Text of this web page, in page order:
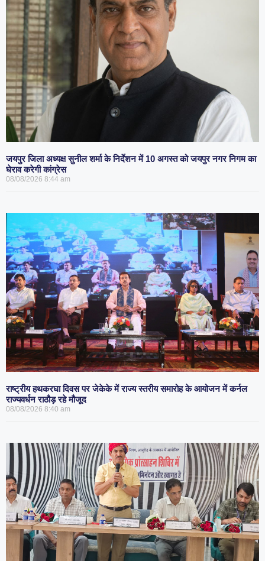
जयपुर जिला अध्यक्ष सुनील शर्मा के निर्देशन में 10 अगस्त को जयपुर नगर निगम का
घेराव करेगी कांग्रेस
08/08/2026 8:44 am
राष्ट्रीय हथकरघा दिवस पर जेकेके में राज्य स्तरीय समारोह के आयोजन में कर्नल
राज्यवर्धन राठौड़ रहे मौजूद
08/08/2026 8:40 am